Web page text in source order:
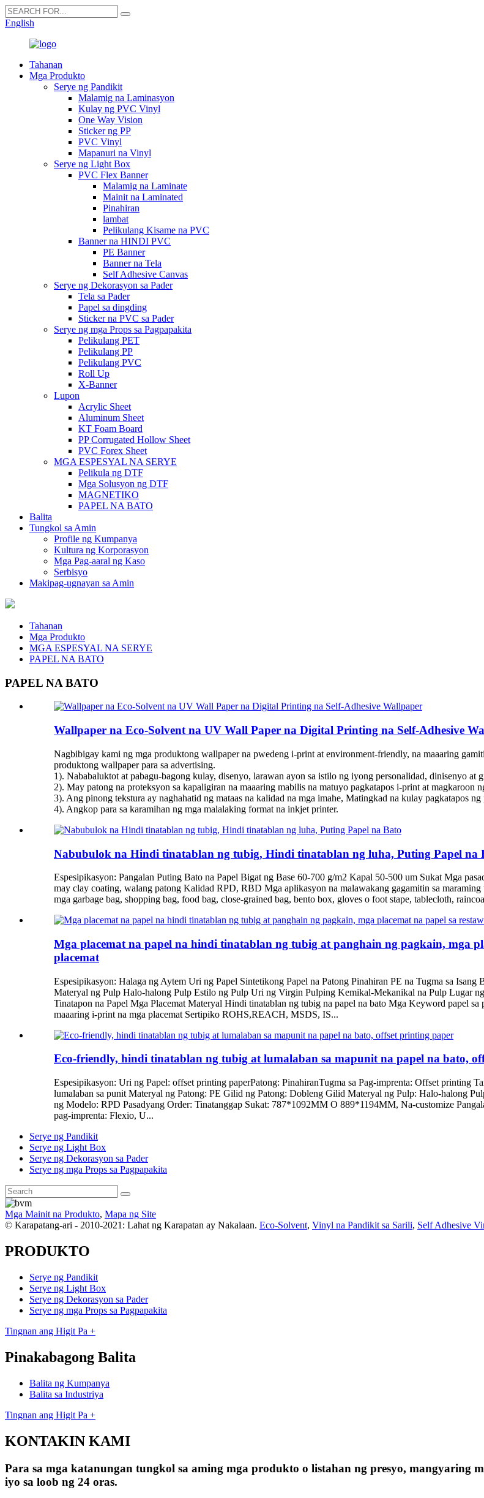
English
Tahanan
Mga Produkto
Serye ng Pandikit
Malamig na Laminasyon
Kulay ng PVC Vinyl
One Way Vision
Sticker ng PP
PVC Vinyl
Mapanuri na Vinyl
Serye ng Light Box
PVC Flex Banner
Malamig na Laminate
Mainit na Laminated
Pinahiran
lambat
Pelikulang Kisame na PVC
Banner na HINDI PVC
PE Banner
Banner na Tela
Self Adhesive Canvas
Serye ng Dekorasyon sa Pader
Tela sa Pader
Papel sa dingding
Sticker na PVC sa Pader
Serye ng mga Props sa Pagpapakita
Pelikulang PET
Pelikulang PP
Pelikulang PVC
Roll Up
X-Banner
Lupon
Acrylic Sheet
Aluminum Sheet
KT Foam Board
PP Corrugated Hollow Sheet
PVC Forex Sheet
MGA ESPESYAL NA SERYE
Pelikula ng DTF
Mga Solusyon ng DTF
MAGNETIKO
PAPEL NA BATO
Balita
Tungkol sa Amin
Profile ng Kumpanya
Kultura ng Korporasyon
Mga Pag-aaral ng Kaso
Serbisyo
Makipag-ugnayan sa Amin
Tahanan
Mga Produkto
MGA ESPESYAL NA SERYE
PAPEL NA BATO
PAPEL NA BATO
Wallpaper na Eco-Solvent na UV Wall Paper na Digital Printing na Self-Adhesive
Nagbibigay kami ng mga produktong wallpaper na pwedeng i-print at environment-friendly, na maaaring
produktong wallpaper para sa advertising.
1). Nababaluktot at pabagu-bagong kulay, disenyo, larawan ayon sa istilo ng iyong personalidad, dinisenyo at
2). May patong na proteksyon sa kapaligiran na maaaring mabilis na matuyo pagkatapos i-print at magkaroon
3). Ang pinong tekstura ay naghahatid ng mataas na kalidad na mga imahe, Matingkad na kulay pagkatapos
4). Angkop para sa karamihan ng mga malalaking format na inkjet printer.
Nabubulok na Hindi tinatablan ng tubig, Hindi tinatablan ng luha, Puting Papel na
Espesipikasyon: Pangalan Puting Bato na Papel Bigat ng Base 60-700 g/m2 Kapal 50-500 um Sukat Mga
may clay coating, walang patong Kalidad RPD, RBD Mga aplikasyon na malawakang gagamitin sa
mga garbage bag, shopping bag, food bag, close-grained bag, bento box, gloves o foot stape, tablecloth,
Mga placemat na papel na hindi tinatablan ng tubig at panghain ng pagkain, mga
placemat
Espesipikasyon: Halaga ng Aytem Uri ng Papel Sintetikong Papel na Patong Pinahiran PE na Tugma sa
Materyal ng Pulp Halo-halong Pulp Estilo ng Pulp Uri ng Virgin Pulping Kemikal-Mekanikal na Pulp Lugar
Tinatapon na Papel Mga Placemat Materyal Hindi tinatablan ng tubig na papel na bato Mga Keyword papel sa
maaaring i-print na mga placemat Sertipiko ROHS,REACH, MSDS, IS...
Eco-friendly, hindi tinatablan ng tubig at lumalaban sa mapunit na papel na bato,
Espesipikasyon: Uri ng Papel: offset printing paperPatong: PinahiranTugma sa Pag-imprenta: Offset printing
lumalaban sa punit Materyal ng Patong: PE Gilid ng Patong: Dobleng Gilid Materyal ng Pulp: Halo-halong
ng Modelo: RPD Pasadyang Order: Tinatanggap Sukat: 787*1092MM O 889*1194MM, Na-customize
pag-imprenta: Flexio, U...
Serye ng Pandikit
Serye ng Light Box
Serye ng Dekorasyon sa Pader
Serye ng mga Props sa Pagpapakita
Mga Mainit na Produkto, Mapa ng Site
© Karapatang-ari - 2010-2021: Lahat ng Karapatan ay Nakalaan. Eco-Solvent, Vinyl na Pandikit sa Sarili, Self Adhesive
PRODUKTO
Serye ng Pandikit
Serye ng Light Box
Serye ng Dekorasyon sa Pader
Serye ng mga Props sa Pagpapakita
Tingnan ang Higit Pa +
Pinakabagong Balita
Balita ng Kumpanya
Balita sa Industriya
Tingnan ang Higit Pa +
KONTAKIN KAMI
Para sa mga katanungan tungkol sa aming mga produkto o listahan ng presyo, mangyaring
iyo sa loob ng 24 oras.